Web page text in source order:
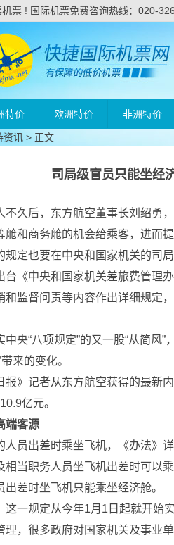
票 ! 国际机票免费咨询热线：020-
特价 欧洲特价 非洲特价
资讯 > 正文
司局级官员只能坐经
不久后，东方航空董事长刘绍勇
舱和商务舱的机会给乘客，进而提
也要在中央和国家机关的司局
中央和国家机关差旅费管理办
和监督问责等内容作出详细规定
“八项规定”的又一股“从简风”
来的变化。
记者从东方航空获得的最新内
亿元。
端客源
出差时乘坐飞机，《办法》详
职务人员坐飞机出差时可以乘
差时坐飞机只能乘坐经济舱。
规定从今年1月1日起就开始
理，很多政府对国家机关及事业